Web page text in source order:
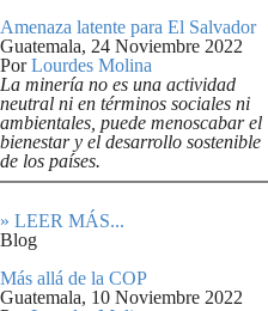
Amenaza latente para El Salvador
Guatemala, 24 Noviembre 2022
PorLourdes Molina
La minería no es una actividad
neutral ni en términos sociales ni
ambientales, puede menoscabar el
bienestar y el desarrollo sostenible
de los países.
» LEER MÁS...
Blog
Más allá de la COP
Guatemala, 10 Noviembre 2022